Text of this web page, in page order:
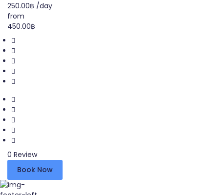
250.00฿ /day
from
450.00฿
0 Review
Book Now